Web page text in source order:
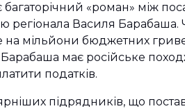
«роман» між
регіонала Василя
на мільйони бюджетних
Барабаша має російське
податків.
підрядників, що